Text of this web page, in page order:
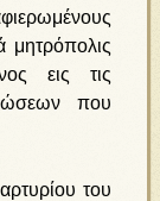
εις τις
που
του